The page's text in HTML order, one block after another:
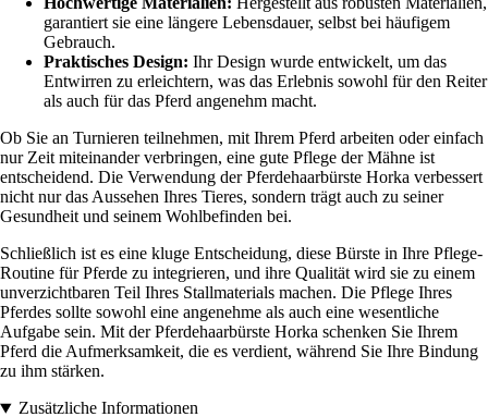
garantiert sie eine längere Lebensdauer, selbst bei häufigem
Gebrauch.
Praktisches Design: Ihr Design wurde entwickelt, um das
Entwirren zu erleichtern, was das Erlebnis sowohl für den Reiter
als auch für das Pferd angenehm macht.
Ob Sie an Turnieren teilnehmen, mit Ihrem Pferd arbeiten oder einfach
nur Zeit miteinander verbringen, eine gute Pflege der Mähne ist
entscheidend. Die Verwendung der Pferdehaarbürste Horka verbessert
nicht nur das Aussehen Ihres Tieres, sondern trägt auch zu seiner
Gesundheit und seinem Wohlbefinden bei.
Schließlich ist es eine kluge Entscheidung, diese Bürste in Ihre Pflege-
Routine für Pferde zu integrieren, und ihre Qualität wird sie zu einem
unverzichtbaren Teil Ihres Stallmaterials machen. Die Pflege Ihres
Pferdes sollte sowohl eine angenehme als auch eine wesentliche
Aufgabe sein. Mit der Pferdehaarbürste Horka schenken Sie Ihrem
Pferd die Aufmerksamkeit, die es verdient, während Sie Ihre Bindung
zu ihm stärken.
Zusätzliche Informationen